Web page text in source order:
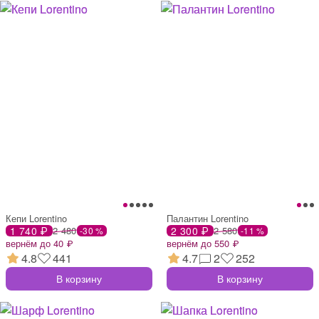
Кепи Lorentino
1 740 ₽ 2 480 -30 %
вернём до 40 ₽
4.8 441
В корзину
Палантин Lorentino
2 300 ₽ 2 580 -11 %
вернём до 550 ₽
4.7 2 252
В корзину